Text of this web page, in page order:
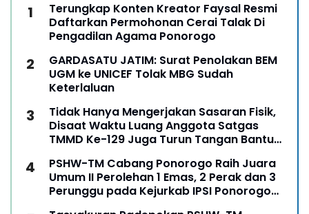
Terungkap Konten Kreator Faysal Resmi
Daftarkan Permohonan Cerai Talak Di
Pengadilan Agama Ponorogo
GARDASATU JATIM: Surat Penolakan BEM
UGM ke UNICEF Tolak MBG Sudah
Keterlaluan
Tidak Hanya Mengerjakan Sasaran Fisik,
Disaat Waktu Luang Anggota Satgas
TMMD Ke-129 Juga Turun Tangan Bantu
PSHW-TM Cabang Ponorogo Raih Juara
Umum II Perolehan 1 Emas, 2 Perak dan 3
Perunggu pada Kejurkab IPSI Ponorogo